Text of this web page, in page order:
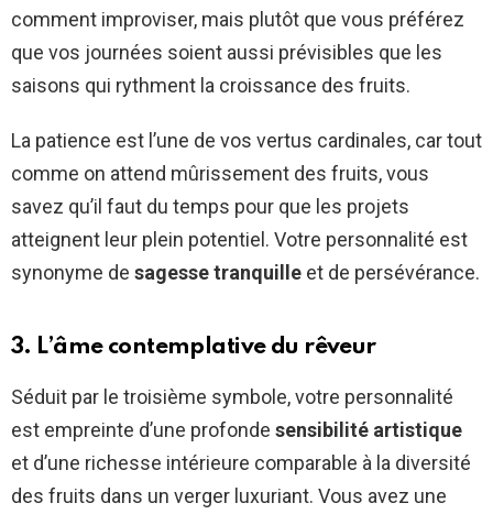
comment improviser, mais plutôt que vous préférez
que vos journées soient aussi prévisibles que les
saisons qui rythment la croissance des fruits.
La patience est l’une de vos vertus cardinales, car tout
comme on attend mûrissement des fruits, vous
savez qu’il faut du temps pour que les projets
atteignent leur plein potentiel. Votre personnalité est
synonyme de sagesse tranquille et de persévérance.
3. L’âme contemplative du rêveur
Séduit par le troisième symbole, votre personnalité
est empreinte d’une profonde sensibilité artistique
et d’une richesse intérieure comparable à la diversité
des fruits dans un verger luxuriant. Vous avez une